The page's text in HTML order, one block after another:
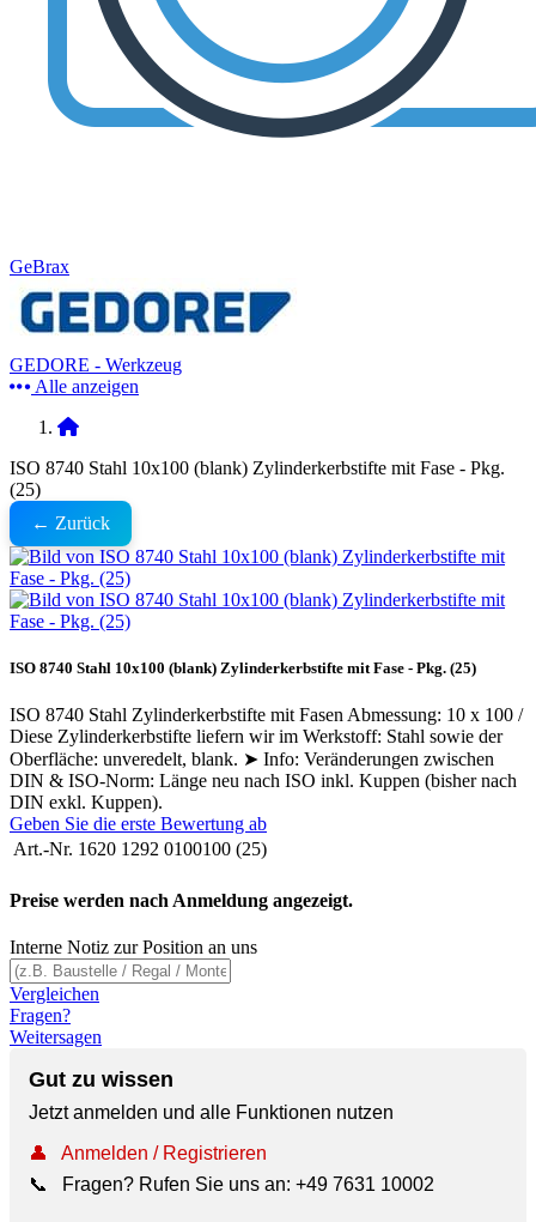
GeBrax
GEDORE - Werkzeug
Alle anzeigen
ISO 8740 Stahl 10x100 (blank) Zylinderkerbstifte mit Fase - Pkg.
(25)
← Zurück
ISO 8740 Stahl 10x100 (blank) Zylinderkerbstifte mit Fase - Pkg. (25)
ISO 8740 Stahl Zylinderkerbstifte mit Fasen Abmessung: 10 x 100 /
Diese Zylinderkerbstifte liefern wir im Werkstoff: Stahl sowie der
Oberfläche: unveredelt, blank. ➤ Info: Veränderungen zwischen
DIN & ISO-Norm: Länge neu nach ISO inkl. Kuppen (bisher nach
DIN exkl. Kuppen).
Geben Sie die erste Bewertung ab
Art.-Nr. 1620 1292 0100100 (25)
Preise werden nach Anmeldung angezeigt.
Interne Notiz zur Position an uns
Vergleichen
Fragen?
Weitersagen
Gut zu wissen
Jetzt anmelden und alle Funktionen nutzen
👤
Anmelden / Registrieren
📞
Fragen? Rufen Sie uns an: +49 7631 10002